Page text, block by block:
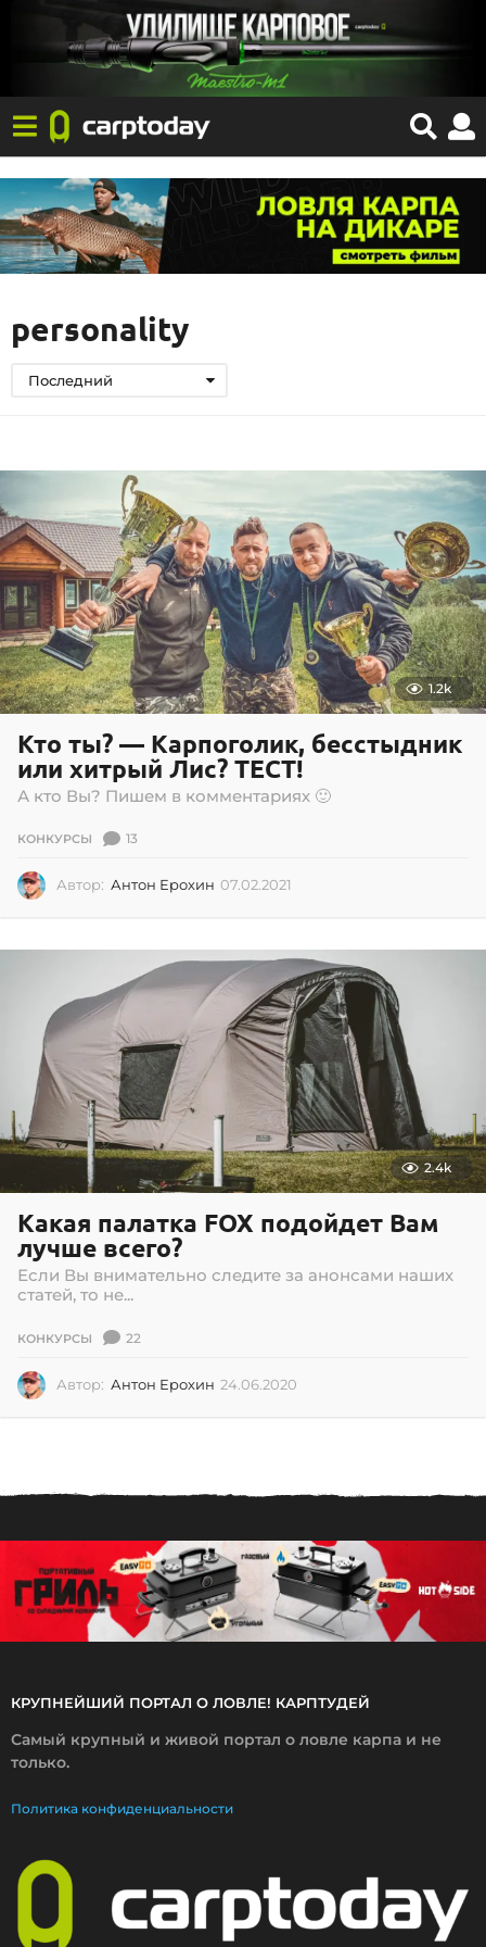
personality
Последний
1.2k
Кто ты? — Карпоголик, бесстыдник
или хитрый Лис? ТЕСТ!
А кто Вы? Пишем в комментариях 🙂
КОНКУРСЫ 13
Автор: Антон Ерохин 07.02.2021
0
2
.
2
0
2
1
2.4k
Какая палатка FOX подойдет Вам
лучше всего?
Если Вы внимательно следите за анонсами наших
статей, то не...
КОНКУРСЫ 22
Автор: Антон Ерохин 24.06.2020
2
0
КРУПНЕЙШИЙ ПОРТАЛ О ЛОВЛЕ! КАРПТУДЕЙ
Самый крупный и живой портал о ловле карпа и не
только.
Политика конфиденциальности